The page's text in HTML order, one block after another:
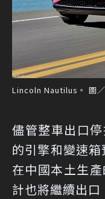
Lincoln Nautilus。 圖
儘管整車出口
的引擎和變速
在中國本土生
計也將繼續出口